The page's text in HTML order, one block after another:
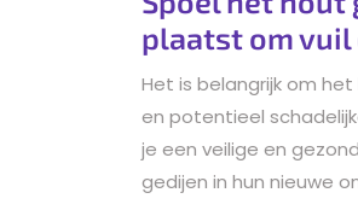
plaatst om
Het is belangrijk om
en potentieel
je een veilige en
gedijen in hun nieuwe